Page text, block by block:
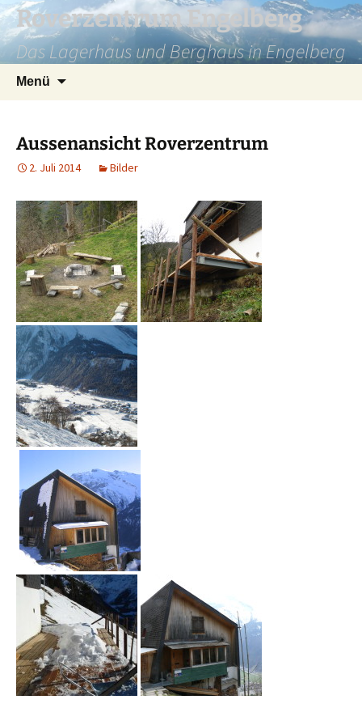
Zum
Inhalt
springen
Roverzentrum Engelberg
Das Lagerhaus und Berghaus in Engelberg
Menü
Aussenansicht Roverzentrum
2. Juli 2014 Bilder